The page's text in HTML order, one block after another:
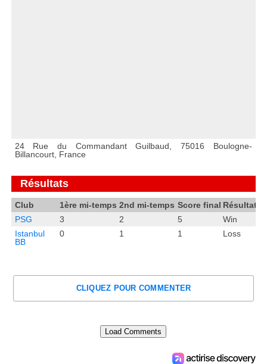
24 Rue du Commandant Guilbaud, 75016 Boulogne-
Billancourt, France
Résultats
Club 1ère mi-temps 2nd mi-temps Score final Résultat
PSG
3 2 5
Win
Istanbul
BB
0 1 1 Loss
CLIQUEZ POUR COMMENTER
Load Comments